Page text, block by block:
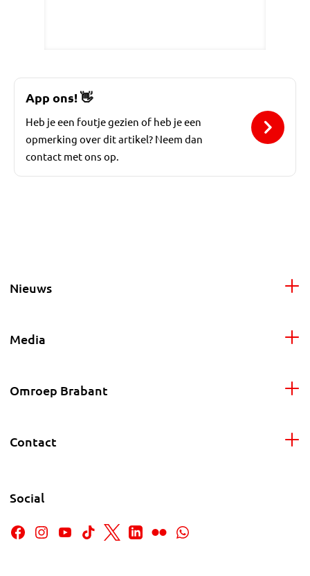
App ons!👋
Heb je een foutje gezien of heb je een
opmerking over dit artikel? Neem dan
contact met ons op.
Nieuws
Media
Omroep Brabant
Contact
Social